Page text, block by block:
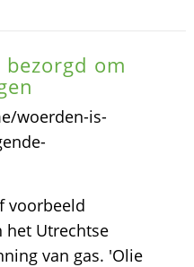
om
woerden-is-
voorbeeld
het Utrechtse
van gas. 'Olie